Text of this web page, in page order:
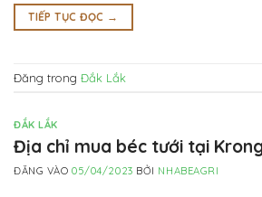
TIẾP TỤC ĐỌC →
Đăng trong Đắk Lắk
ĐẮK LẮK
Địa chỉ mua béc tưới tại
ĐĂNG VÀO05/04/2023 BỞI NHABEAGRI